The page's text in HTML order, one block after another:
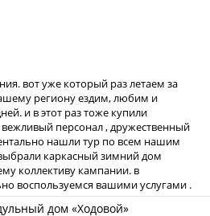
вот уже который раз летаем за
региону ездим, любим и
и в этот раз тоже купили
персонал , дружественный
нашли тур по всем нашим
каркасный зимний дом
коллективу кампании. в
воспользуемся вашими услугами .